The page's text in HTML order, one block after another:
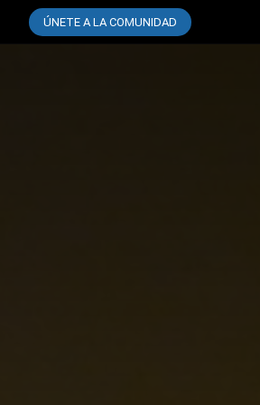
ÚNETE A LA COMUNIDAD